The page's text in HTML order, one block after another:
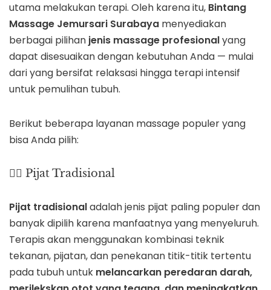
utama melakukan terapi. Oleh karena itu, Bintang
Massage Jemursari Surabaya menyediakan
berbagai pilihan jenis massage profesionalyang
dapat disesuaikan dengan kebutuhan Anda — mulai
dari yang bersifat relaksasi hingga terapi intensif
untuk pemulihan tubuh.
Berikut beberapa layanan massage populer yang
bisa Anda pilih:
💆‍♂️ Pijat Tradisional
Pijat tradisionaladalah jenis pijat paling populer dan
banyak dipilih karena manfaatnya yang menyeluruh.
Terapis akan menggunakan kombinasi teknik
tekanan, pijatan, dan penekanan titik-titik tertentu
pada tubuh untuk melancarkan peredaran darah,